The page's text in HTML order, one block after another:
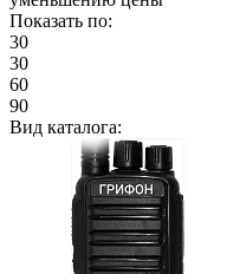
Показать по:
30
30
60
90
Вид каталога: